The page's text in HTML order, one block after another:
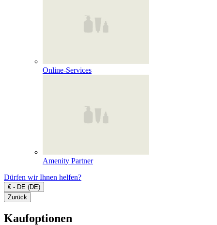
Online‑Services
Amenity Partner
Dürfen wir Ihnen helfen?
€ - DE (DE)
Zurück
Kaufoptionen